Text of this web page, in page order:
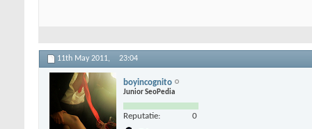
11th May 2011, 23:04
boyincognito
Junior SeoPedia
Reputatie: 0